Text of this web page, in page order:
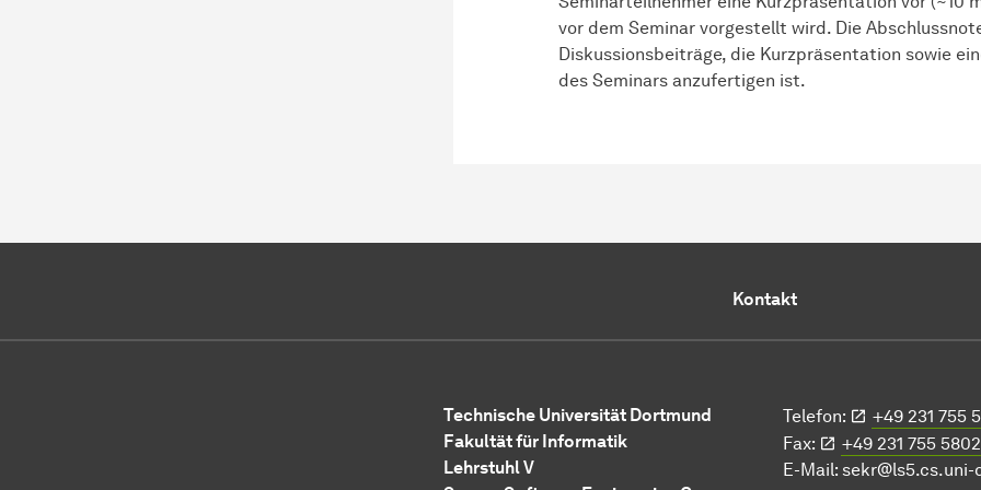
vor dem Seminar vorgestellt wird. Die
Diskussionsbeiträge, die Kurzpräsentation sowie
des Seminars anzufertigen ist.
Kontakt
Technische Universität Dortmund
Fakultät für Informatik
Lehrstuhl V
Telefon:
+49 231 755
Fax:
+49 231 755 5802
E-Mail: